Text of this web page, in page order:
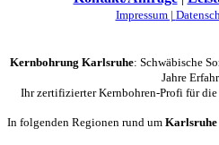
Impressum |
Kernbohrung Karlsruhe: Schwäbische
Jahre
Ihr zertifizierter Kernbohren-Profi für
In folgenden Regionen rund um Karlsruhe